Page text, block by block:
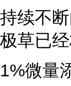
持续不
极草已
1%微量